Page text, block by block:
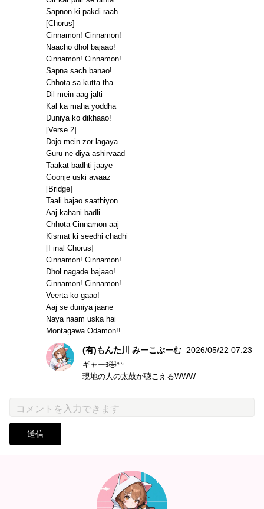
Sapnon ki pakdi raah
[Chorus]
Cinnamon! Cinnamon!
Naacho dhol bajaao!
Cinnamon! Cinnamon!
Sapna sach banao!
Chhota sa kutta tha
Dil mein aag jalti
Kal ka maha yoddha
Duniya ko dikhaao!
[Verse 2]
Dojo mein zor lagaya
Guru ne diya ashirvaad
Taakat badhti jaaye
Goonje uski awaaz
[Bridge]
Taali bajao saathiyon
Aaj kahani badli
Chhota Cinnamon aaj
Kismat ki seedhi chadhi
[Final Chorus]
Cinnamon! Cinnamon!
Dhol nagade bajaao!
Cinnamon! Cinnamon!
Veerta ko gaao!
Aaj se duniya jaane
Naya naam uska hai
Montagawa Odamon!!
(有)もんた川 みーこぷーむ 2026/05/22 07:23
ギャーꉂ🤣𐤔‪𐤔
現地の人の太鼓が聴こえるWWW
送信